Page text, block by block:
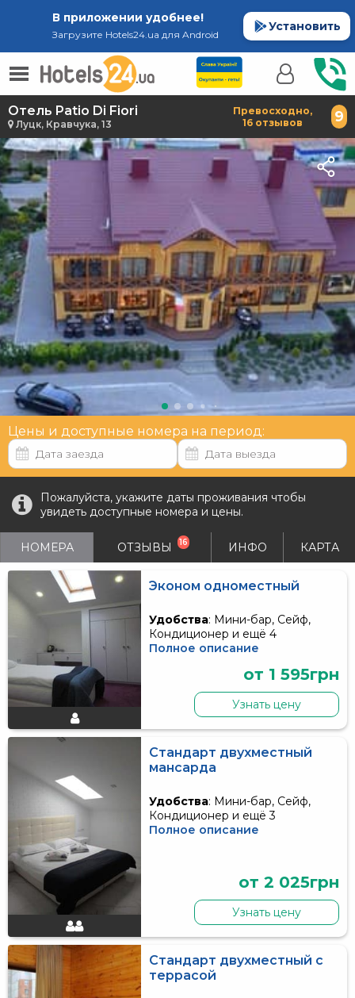
В приложении удобнее!
Загрузите Hotels24.ua для Android
Установить
Отель Patio Di Fiori
Луцк, Кравчука, 13
Превосходно, 9
16 отзывов
Цены и доступные номера на период:
Пожалуйста, укажите даты проживания чтобы
увидеть доступные номера и цены.
НОМЕРА ОТЗЫВЫ 16 ИНФО КАРТА
Эконом одноместный
Удобства: Мини-бар, Сейф,
Кондиционер и ещё 4
Полное описание
от 1 595грн
Узнать цену
Стандарт двухместный
мансарда
Удобства: Мини-бар, Сейф,
Кондиционер и ещё 3
Полное описание
от 2 025грн
Узнать цену
Стандарт двухместный с
террасой